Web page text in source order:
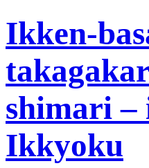
Ikken-
shimari
Ikkyoku